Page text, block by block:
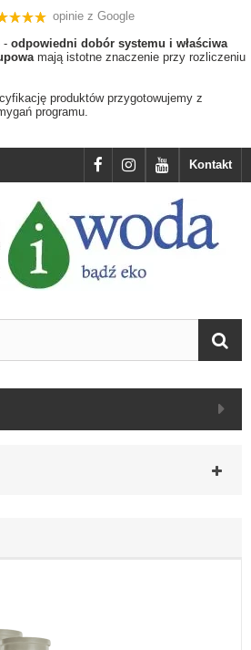
opinie z Google
- odpowiedni dobór systemu i właściwa
mają istotne znaczenie przy rozliczeniu
produktów przygotowujemy z
programu.
Kontakt